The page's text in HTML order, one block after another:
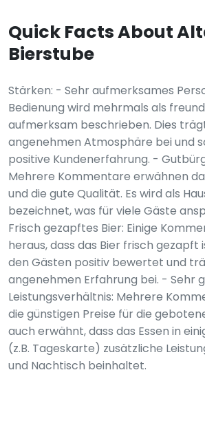
Quick Facts About
Bierstube
Stärken: - Sehr aufmerksames
Bedienung wird mehrmals als
aufmerksam beschrieben. Dies
angenehmen Atmosphäre bei und
positive Kundenerfahrung. -
Mehrere Kommentare erwähnen
und die gute Qualität. Es wird als
bezeichnet, was für viele Gäste
Frisch gezapftes Bier: Einige
heraus, dass das Bier frisch gezapft
den Gästen positiv bewertet und
angenehmen Erfahrung bei. - Sehr
Leistungsverhältnis: Mehrere
die günstigen Preise für die
auch erwähnt, dass das Essen in
(z.B. Tageskarte) zusätzliche
und Nachtisch beinhaltet.